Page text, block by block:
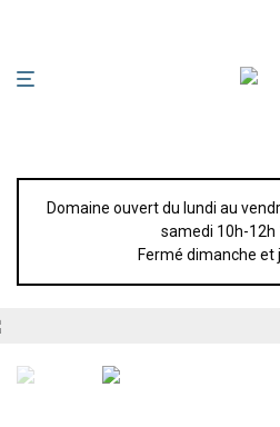
Domaine ouvert du lundi au
samedi 10h-12h
Fermé dimanche et